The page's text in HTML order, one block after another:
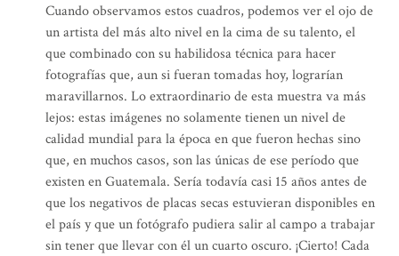
Cuando observamos estos cuadros, podemos ver el ojo de
un artista del más alto nivel en la cima de su talento, el
que combinado con su habilidosa técnica para hacer
fotografías que, aun si fueran tomadas hoy, lograrían
maravillarnos. Lo extraordinario de esta muestra va más
lejos: estas imágenes no solamente tienen un nivel de
calidad mundial para la época en que fueron hechas sino
que, en muchos casos, son las únicas de ese período que
existen en Guatemala. Sería todavía casi 15 años antes de
que los negativos de placas secas estuvieran disponibles en
el país y que un fotógrafo pudiera salir al campo a trabajar
sin tener que llevar con él un cuarto oscuro. ¡Cierto! Cada